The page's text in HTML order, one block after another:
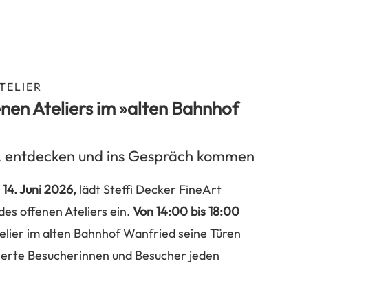
Ateliers im »alten Bahnhof
und ins Gespräch kommen
Juni 2026, lädt Steffi Decker FineArt
offenen Ateliers ein.Von 14:00 bis 18:00
im alten Bahnhof Wanfried seine Türen
Besucherinnen und Besucher jeden